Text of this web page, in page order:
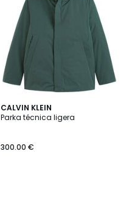
CALVIN KLEIN
Parka técnica ligera
300.00 €